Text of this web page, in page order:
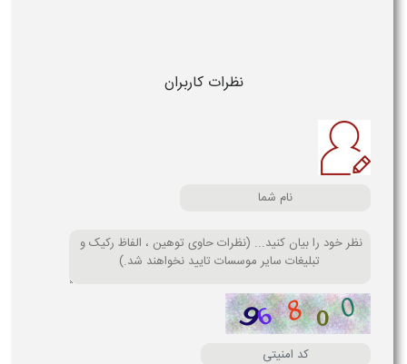
نظرات کاربران